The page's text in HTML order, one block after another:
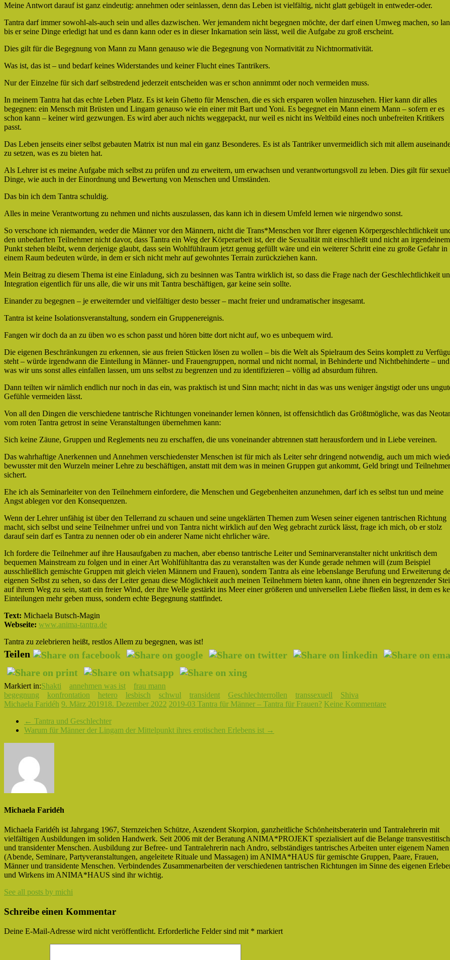
Meine Antwort darauf ist ganz eindeutig: annehmen oder seinlassen, denn das Leben ist vielfältig, nicht glatt gebügelt in entweder-oder.
Tantra darf immer sowohl-als-auch sein und alles dazwischen. Wer jemandem nicht begegnen möchte, der darf einen Umweg machen, so
bis er seine Dinge erledigt hat und es dann kann oder es in dieser Inkarnation sein lässt, weil die Aufgabe zu groß erscheint.
Dies gilt für die Begegnung von Mann zu Mann genauso wie die Begegnung von Normativität zu Nichtnormativität.
Was ist, das ist – und bedarf keines Widerstandes und keiner Flucht eines Tantrikers.
Nur der Einzelne für sich darf selbstredend jederzeit entscheiden was er schon annimmt oder noch vermeiden muss.
In meinem Tantra hat das echte Leben Platz. Es ist kein Ghetto für Menschen, die es sich ersparen wollen hinzusehen. Hier kann dir alles
begegnen: ein Mensch mit Brüsten und Lingam genauso wie ein einer mit Bart und Yoni. Es begegnet ein Mann einem Mann – sofern er es
schon kann – keiner wird gezwungen. Es wird aber auch nichts weggepackt, nur weil es nicht ins Weltbild eines noch unbefreiten Kritikers
passt.
Das Leben jenseits einer selbst gebauten Matrix ist nun mal ein ganz Besonderes. Es ist als Tantriker unvermeidlich sich mit allem
zu setzen, was es zu bieten hat.
Als Lehrer ist es meine Aufgabe mich selbst zu prüfen und zu erweitern, um erwachsen und verantwortungsvoll zu leben. Dies gilt für
Dinge, wie auch in der Einordnung und Bewertung von Menschen und Umständen.
Das bin ich dem Tantra schuldig.
Alles in meine Verantwortung zu nehmen und nichts auszulassen, das kann ich in diesem Umfeld lernen wie nirgendwo sonst.
So verschone ich niemanden, weder die Männer vor den Männern, nicht die Trans*Menschen vor Ihrer eigenen Körpergeschlechtlichkeit
den unbedarften Teilnehmer nicht davor, dass Tantra ein Weg der Körperarbeit ist, der die Sexualität mit einschließt und nicht an irgendeinem
Punkt stehen bleibt, wenn derjenige glaubt, dass sein Wohlfühlraum jetzt genug gefüllt wäre und ein weiterer Schritt eine zu große Gefahr in
einem Raum bedeuten würde, in dem er sich nicht mehr auf gewohntes Terrain zurückziehen kann.
Mein Beitrag zu diesem Thema ist eine Einladung, sich zu besinnen was Tantra wirklich ist, so dass die Frage nach der Geschlechtlichkeit
Integration eigentlich für uns alle, die wir uns mit Tantra beschäftigen, gar keine sein sollte.
Einander zu begegnen – je erweiternder und vielfältiger desto besser – macht freier und undramatischer insgesamt.
Tantra ist keine Isolationsveranstaltung, sondern ein Gruppenereignis.
Fangen wir doch da an zu üben wo es schon passt und hören bitte dort nicht auf, wo es unbequem wird.
Die eigenen Beschränkungen zu erkennen, sie aus freien Stücken lösen zu wollen – bis die Welt als Spielraum des Seins komplett zu
steht – würde irgendwann die Einteilung in Männer- und Frauengruppen, normal und nicht normal, in Behinderte und Nichtbehinderte – und
was wir uns sonst alles einfallen lassen, um uns selbst zu begrenzen und zu identifizieren – völlig ad absurdum führen.
Dann teilten wir nämlich endlich nur noch in das ein, was praktisch ist und Sinn macht; nicht in das was uns weniger ängstigt oder uns
Gefühle vermeiden lässt.
Von all den Dingen die verschiedene tantrische Richtungen voneinander lernen können, ist offensichtlich das Größtmögliche, was das
vom roten Tantra getrost in seine Veranstaltungen übernehmen kann:
Sich keine Zäune, Gruppen und Reglements neu zu erschaffen, die uns voneinander abtrennen statt herausfordern und in Liebe vereinen.
Das wahrhaftige Anerkennen und Annehmen verschiedenster Menschen ist für mich als Leiter sehr dringend notwendig, auch um mich
bewusster mit den Wurzeln meiner Lehre zu beschäftigen, anstatt mit dem was in meinen Gruppen gut ankommt, Geld bringt und Teilnehmer
sichert.
Ehe ich als Seminarleiter von den Teilnehmern einfordere, die Menschen und Gegebenheiten anzunehmen, darf ich es selbst tun und meine
Angst ablegen vor den Konsequenzen.
Wenn der Lehrer unfähig ist über den Tellerrand zu schauen und seine ungeklärten Themen zum Wesen seiner eigenen tantrischen Richtung
macht, sich selbst und seine Teilnehmer unfrei und von Tantra nicht wirklich auf den Weg gebracht zurück lässt, frage ich mich, ob er stolz
darauf sein darf es Tantra zu nennen oder ob ein anderer Name nicht ehrlicher wäre.
Ich fordere die Teilnehmer auf ihre Hausaufgaben zu machen, aber ebenso tantrische Leiter und Seminarveranstalter nicht unkritisch dem
bequemen Mainstream zu folgen und in einer Art Wohlfühltantra das zu veranstalten was der Kunde gerade nehmen will (zum Beispiel
ausschließlich gemischte Gruppen mit gleich vielen Männern und Frauen), sondern Tantra als eine lebenslange Berufung und Erweiterung
eigenen Selbst zu sehen, so dass der Leiter genau diese Möglichkeit auch meinen Teilnehmern bieten kann, ohne ihnen ein begrenzender
auf ihrem Weg zu sein, statt ein freier Wind, der ihre Welle gestärkt ins Meer einer größeren und universellen Liebe fließen lässt, in dem es
Einteilungen mehr geben muss, sondern echte Begegnung stattfindet.
Text: Michaela Butsch-Magin
Webseite: www.anima-tantra.de
Tantra zu zelebrieren heißt, restlos Allem zu begegnen, was ist!
Teilen
Markiert in:Shakti annehmen was ist
frau mann
begegnung
konfrontation hetero lesbisch schwul transident Geschlechterrollen transsexuell
Shiva
Michaela Faridéh 9. März 201918. Dezember 2022 2019-03 Tantra für Männer – Tantra für Frauen? Keine Kommentare
← Tantra und Geschlechter
Warum für Männer der Lingam der Mittelpunkt ihres erotischen Erlebens ist →
Michaela Faridéh
Michaela Faridéh ist Jahrgang 1967, Sternzeichen Schütze, Aszendent Skorpion, ganzheitliche Schönheitsberaterin und Tantralehrerin mit
vielfältigen Ausbildungen im soliden Handwerk. Seit 2006 mit der Beratung ANIMA*PROJEKT spezialisiert auf die Belange
und transidenter Menschen. Ausbildung zur Befree- und Tantralehrerin nach Andro, selbständiges tantrisches Arbeiten unter eigenem Namen
(Abende, Seminare, Partyveranstaltungen, angeleitete Rituale und Massagen) im ANIMA*HAUS für gemischte Gruppen, Paare, Frauen,
Männer und transidente Menschen. Verbindendes Zusammenarbeiten der verschiedenen tantrischen Richtungen im Sinne des eigenen
und Wirkens im ANIMA*HAUS sind ihr wichtig.
See all posts by michi
Schreibe einen Kommentar
Deine E-Mail-Adresse wird nicht veröffentlicht. Erforderliche Felder sind mit * markiert